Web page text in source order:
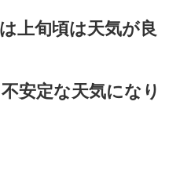
上旬頃は天気が良
安定な天気になり